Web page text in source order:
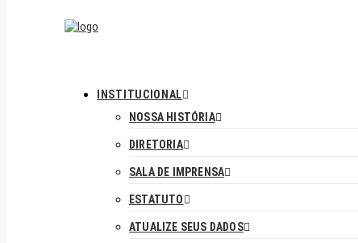
INSTITUCIONAL
NOSSA HISTÓRIA
DIRETORIA
SALA DE IMPRENSA
ESTATUTO
ATUALIZE SEUS DADOS